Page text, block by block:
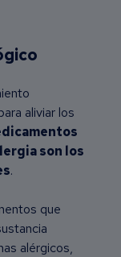
aliviar los
son los
.
que
alérgicos,